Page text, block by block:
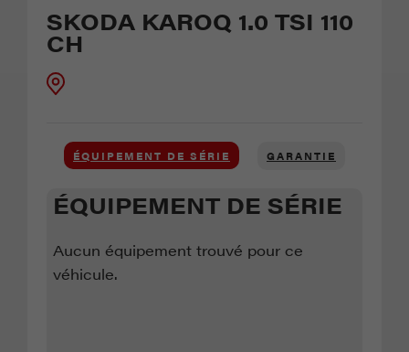
SKODA KAROQ 1.0 TSI 110
CH
ÉQUIPEMENT DE SÉRIE GARANTIE
ÉQUIPEMENT DE SÉRIE
Aucun équipement trouvé pour ce
véhicule.